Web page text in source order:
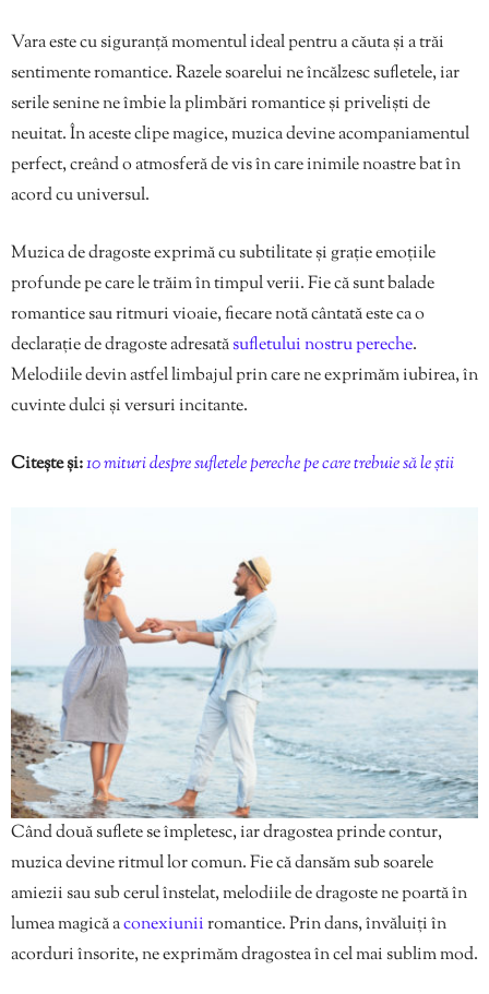
Vara este cu siguranță momentul ideal pentru a căuta și a trăi
sentimente romantice. Razele soarelui ne încălzesc sufletele, iar
serile senine ne îmbie la plimbări romantice și priveliști de
neuitat. În aceste clipe magice, muzica devine acompaniamentul
perfect, creând o atmosferă de vis în care inimile noastre bat în
acord cu universul.
Muzica de dragoste exprimă cu subtilitate și grație emoțiile
profunde pe care le trăim în timpul verii. Fie că sunt balade
romantice sau ritmuri vioaie, fiecare notă cântată este ca o
declarație de dragoste adresatăsufletului nostru pereche.
Melodiile devin astfel limbajul prin care ne exprimăm iubirea, în
cuvinte dulci și versuri incitante.
Citește și:10 mituri despre sufletele pereche pe care trebuie să le știi
Când două suflete se împletesc, iar dragostea prinde contur,
muzica devine ritmul lor comun. Fie că dansăm sub soarele
amiezii sau sub cerul înstelat, melodiile de dragoste ne poartă în
lumea magică aconexiuniiromantice. Prin dans, învăluiți în
acorduri însorite, ne exprimăm dragostea în cel mai sublim mod.